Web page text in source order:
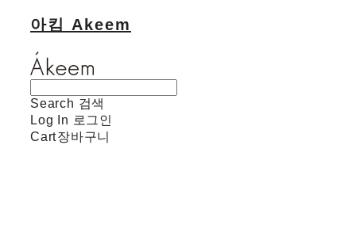
아킴 Akeem
Search 검색
Log In 로그인
Cart장바구니